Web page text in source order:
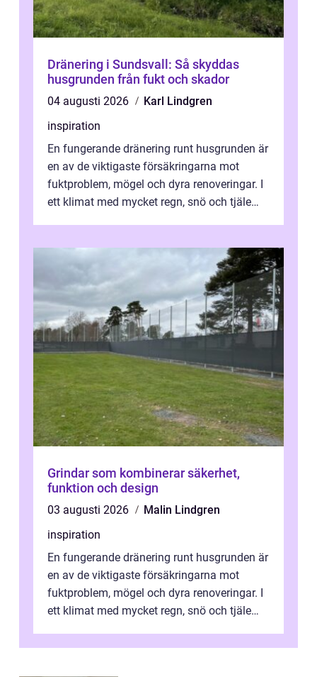
Dränering i Sundsvall: Så skyddas
husgrunden från fukt och skador
04 augusti 2026
Karl Lindgren
inspiration
En fungerande dränering runt husgrunden är
en av de viktigaste försäkringarna mot
fuktproblem, mögel och dyra renoveringar. I
ett klimat med mycket regn, snö och tjäle
Grindar som kombinerar säkerhet,
funktion och design
03 augusti 2026
Malin Lindgren
inspiration
En fungerande dränering runt husgrunden är
en av de viktigaste försäkringarna mot
fuktproblem, mögel och dyra renoveringar. I
ett klimat med mycket regn, snö och tjäle